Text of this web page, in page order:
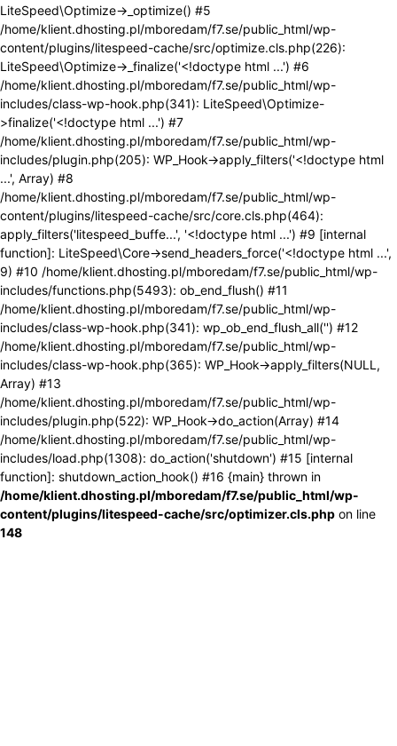
LiteSpeed\Optimize->_optimize() #5
/home/klient.dhosting.pl/mboredam/f7.se/public_html/wp-
content/plugins/litespeed-cache/src/optimize.cls.php(226):
LiteSpeed\Optimize->_finalize('<!doctype html ...') #6
/home/klient.dhosting.pl/mboredam/f7.se/public_html/wp-
includes/class-wp-hook.php(341): LiteSpeed\Optimize-
>finalize('<!doctype html ...') #7
/home/klient.dhosting.pl/mboredam/f7.se/public_html/wp-
includes/plugin.php(205): WP_Hook->apply_filters('<!doctype html
...', Array) #8
/home/klient.dhosting.pl/mboredam/f7.se/public_html/wp-
content/plugins/litespeed-cache/src/core.cls.php(464):
apply_filters('litespeed_buffe...', '<!doctype html ...') #9 [internal
function]: LiteSpeed\Core->send_headers_force('<!doctype html ...',
9) #10 /home/klient.dhosting.pl/mboredam/f7.se/public_html/wp-
includes/functions.php(5493): ob_end_flush() #11
/home/klient.dhosting.pl/mboredam/f7.se/public_html/wp-
includes/class-wp-hook.php(341): wp_ob_end_flush_all('') #12
/home/klient.dhosting.pl/mboredam/f7.se/public_html/wp-
includes/class-wp-hook.php(365): WP_Hook->apply_filters(NULL,
Array) #13
/home/klient.dhosting.pl/mboredam/f7.se/public_html/wp-
includes/plugin.php(522): WP_Hook->do_action(Array) #14
/home/klient.dhosting.pl/mboredam/f7.se/public_html/wp-
includes/load.php(1308): do_action('shutdown') #15 [internal
function]: shutdown_action_hook() #16 {main} thrown in
/home/klient.dhosting.pl/mboredam/f7.se/public_html/wp-
content/plugins/litespeed-cache/src/optimizer.cls.php on line
148